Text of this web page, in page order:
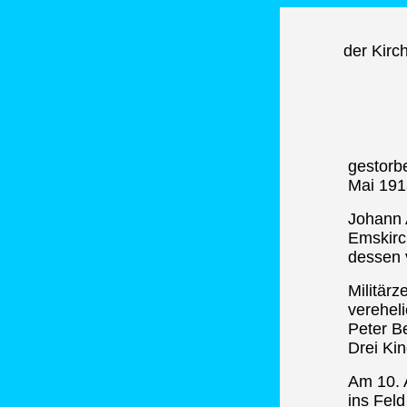
der
Mai
Johann
dessen
Peter
Drei
Am 10.
ins